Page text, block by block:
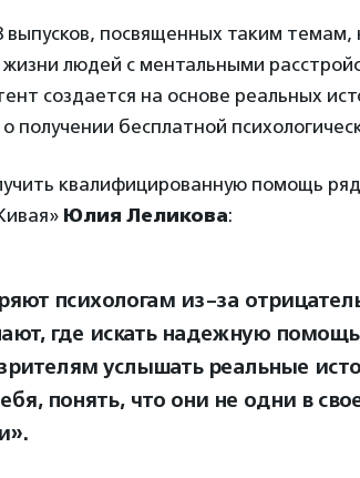
посвященных таким темам,
людей с ментальными
создается на основе реальных
получении бесплатной
квалифицированную помощь
Юлия Леликова:
психологам из-за
где искать надежную
услышать реальные
понять, что они не одни в